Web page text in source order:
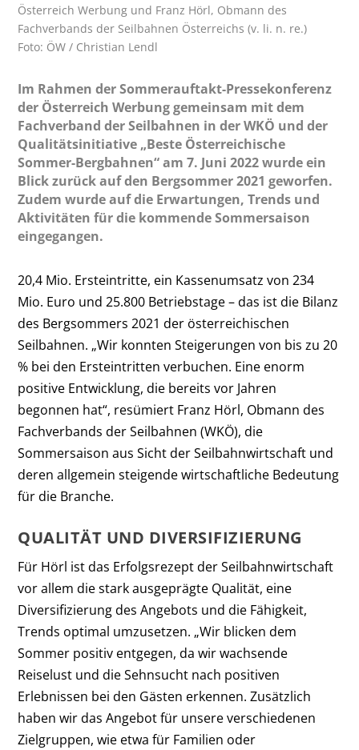
Österreich Werbung und Franz Hörl, Obmann des
Fachverbands der Seilbahnen Österreichs (v. li. n. re.)
Foto: ÖW / Christian Lendl
Im Rahmen der Sommerauftakt-Pressekonferenz
der Österreich Werbung gemeinsam mit dem
Fachverband der Seilbahnen in der WKÖ und der
Qualitätsinitiative „Beste Österreichische
Sommer-Bergbahnen“ am 7. Juni 2022 wurde ein
Blick zurück auf den Bergsommer 2021 geworfen.
Zudem wurde auf die Erwartungen, Trends und
Aktivitäten für die kommende Sommersaison
eingegangen.
20,4 Mio. Ersteintritte, ein Kassenumsatz von 234
Mio. Euro und 25.800 Betriebstage – das ist die Bilanz
des Bergsommers 2021 der österreichischen
Seilbahnen. „Wir konnten Steigerungen von bis zu 20
% bei den Ersteintritten verbuchen. Eine enorm
positive Entwicklung, die bereits vor Jahren
begonnen hat“, resümiert Franz Hörl, Obmann des
Fachverbands der Seilbahnen (WKÖ), die
Sommersaison aus Sicht der Seilbahnwirtschaft und
deren allgemein steigende wirtschaftliche Bedeutung
für die Branche.
QUALITÄT UND DIVERSIFIZIERUNG
Für Hörl ist das Erfolgsrezept der Seilbahnwirtschaft
vor allem die stark ausgeprägte Qualität, eine
Diversifizierung des Angebots und die Fähigkeit,
Trends optimal umzusetzen. „Wir blicken dem
Sommer positiv entgegen, da wir wachsende
Reiselust und die Sehnsucht nach positiven
Erlebnissen bei den Gästen erkennen. Zusätzlich
haben wir das Angebot für unsere verschiedenen
Zielgruppen, wie etwa für Familien oder